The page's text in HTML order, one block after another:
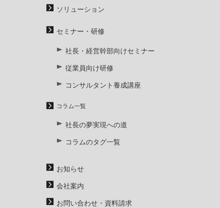
ソリューション
セミナー・研修
社長・経営幹部向けセミナー
従業員向け研修
コンサルタント養成講座
コラム一覧
社長の夢実現への道
コラムのタグ一覧
お知らせ
会社案内
お問い合わせ・資料請求